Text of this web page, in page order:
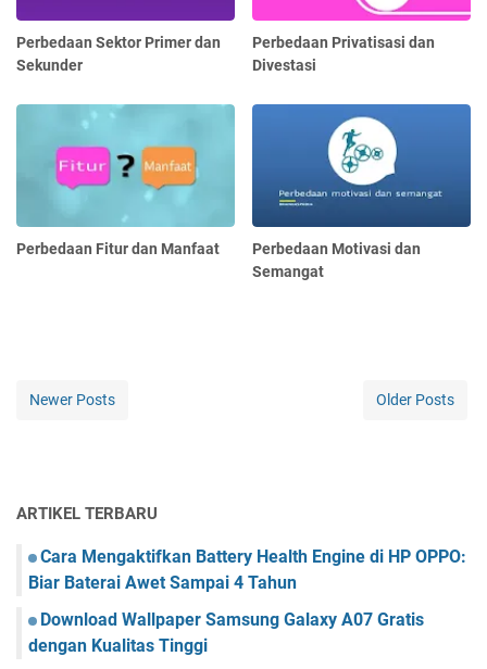
Perbedaan Sektor Primer dan
Sekunder
Perbedaan Privatisasi dan
Divestasi
Perbedaan Fitur dan Manfaat
Perbedaan Motivasi dan
Semangat
Newer Posts Older Posts
ARTIKEL TERBARU
Cara Mengaktifkan Battery Health Engine di HP OPPO:
Biar Baterai Awet Sampai 4 Tahun
Download Wallpaper Samsung Galaxy A07 Gratis
dengan Kualitas Tinggi